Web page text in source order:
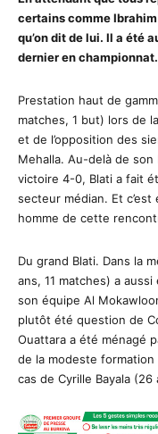
certains comme
qu’on dit de lui. Il a été
dernier en championnat.
Prestation haut de
matches, 1 but) lors de
et de l’opposition des
Mehalla. Au-delà de
victoire 4-0, Blati a fait
secteur médian. Et
homme de cette
Du grand Blati. Dans la
ans, 11 matches) a
son équipe Al
plutôt été question de
Ouattara a été ménagé
de la modeste
cas de Cyrille Bayala